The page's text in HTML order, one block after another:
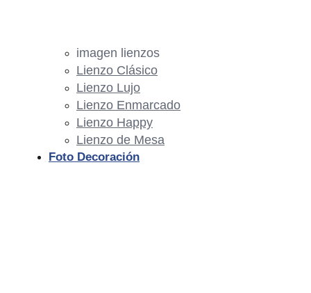
imagen lienzos
Lienzo Clásico
Lienzo Lujo
Lienzo Enmarcado
Lienzo Happy
Lienzo de Mesa
Foto Decoración